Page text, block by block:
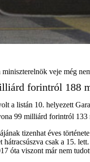
veje még
forintról 188
a listán 10. helyezett
99 milliárd forintról
tizenhat éves
csak a 15.
óta viszont már nem